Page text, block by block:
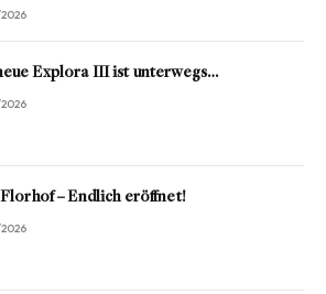
Explora III ist unterwegs…
– Endlich eröffnet!